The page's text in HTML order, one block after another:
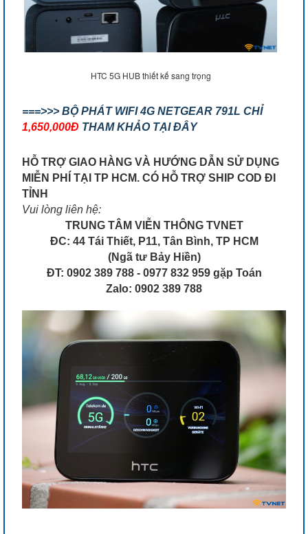
HTC 5G HUB thiết kế sang trọng
===>>> BỘ PHÁT WIFI 4G NETGEAR 791L CHỈ
1,650,000Đ THAM KHẢO TẠI ĐÂY
HỖ TRỢ GIAO HÀNG VÀ HƯỚNG DẪN SỬ DỤNG
MIỄN PHÍ TẠI TP HCM. CÓ HỖ TRỢ SHIP COD ĐI
TỈNH
Vui lòng liên hệ:
TRUNG TÂM VIỄN THÔNG TVNET
ĐC: 44 Tái Thiết, P11, Tân Bình, TP HCM
(Ngã tư Bảy Hiền)
ĐT: 0902 389 788 - 0977 832 959 gặp Toán
Zalo: 0902 389 788